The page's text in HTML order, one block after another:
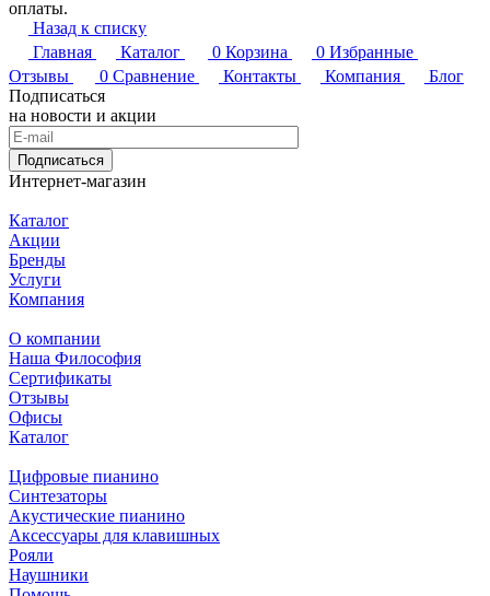
оплаты.
Назад к списку
Главная
Каталог 0 Корзина 0 Избранные
Отзывы
0 Сравнение Контакты Компания
Блог
Подписаться
на новости и акции
Подписаться
Интернет-магазин
Каталог
Акции
Бренды
Услуги
Компания
О компании
Наша Философия
Сертификаты
Отзывы
Офисы
Каталог
Цифровые пианино
Синтезаторы
Акустические пианино
Аксессуары для клавишных
Рояли
Наушники